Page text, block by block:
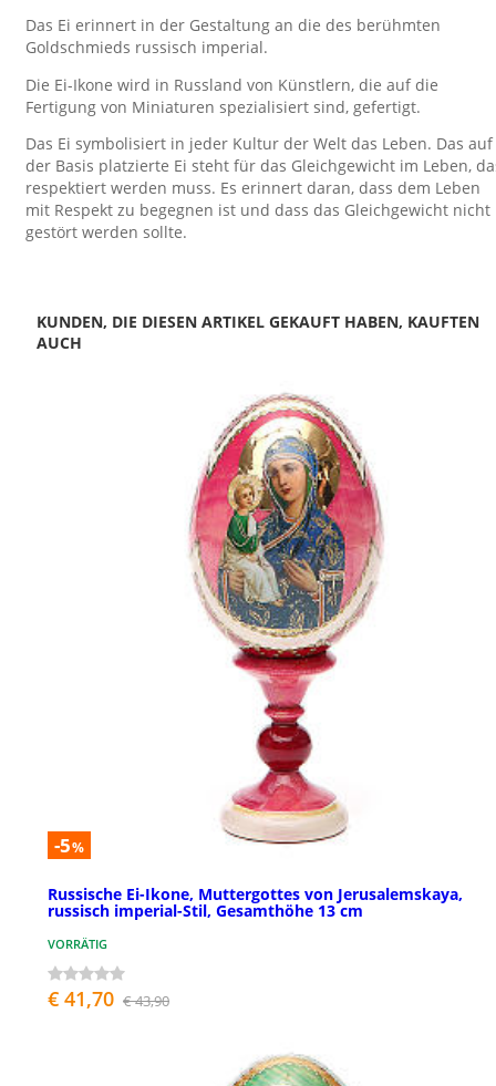
Das Ei erinnert in der Gestaltung an die des berühmten
Goldschmieds russisch imperial.
Die Ei-Ikone wird in Russland von Künstlern, die auf die
Fertigung von Miniaturen spezialisiert sind, gefertigt.
Das Ei symbolisiert in jeder Kultur der Welt das Leben. Das auf
der Basis platzierte Ei steht für das Gleichgewicht im Leben,
respektiert werden muss. Es erinnert daran, dass dem Leben
mit Respekt zu begegnen ist und dass das Gleichgewicht nicht
gestört werden sollte.
KUNDEN, DIE DIESEN ARTIKEL GEKAUFT HABEN, KAUFTEN
AUCH
-5%
Russische Ei-Ikone, Muttergottes von Jerusalemskaya,
russisch imperial-Stil, Gesamthöhe 13 cm
VORRÄTIG
€ 41,70 € 43,90